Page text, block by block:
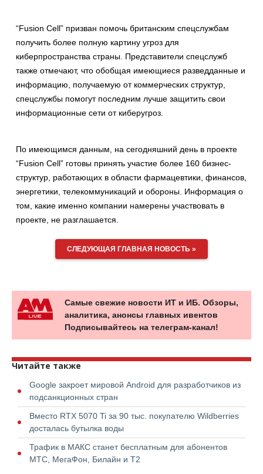
“Fusion Cell” призван помочь британским спецслужбам
получить более полную картину угроз для
киберпространства страны. Представители спецслужб
также отмечают, что обобщая имеющиеся разведданные и
информацию, получаемую от коммерческих структур,
спецслужбы помогут последним лучше защитить свои
информационные сети от киберугроз.
По имеющимся данным, на сегодняшний день в проекте
“Fusion Cell” готовы принять участие более 160 бизнес-
структур, работающих в области фармацевтики, финансов,
энергетики, телекоммуникаций и обороны. Информация о
том, какие именно компании намерены участвовать в
проекте, не разглашается.
СЛЕДУЮЩАЯ ГЛАВНАЯ НОВОСТЬ »
Самые свежие новости ИТ и ИБ. Обзоры,
аналитика, анонсы главных ивентов
Подписывайтесь на телеграм-канал!
Читайте также
Google закроет мировой Android для разработчиков из
подсанкционных стран
Вместо RTX 5070 Ti за 90 тыс. покупателю Wildberries
досталась бутылка воды
Трафик в МАКС станет бесплатным для абонентов
МТС, МегаФон, Билайн и Т2